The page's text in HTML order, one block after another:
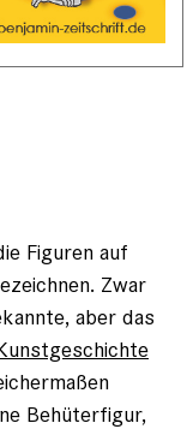
Figuren auf
Zwar
aber das
Behüterfigur,